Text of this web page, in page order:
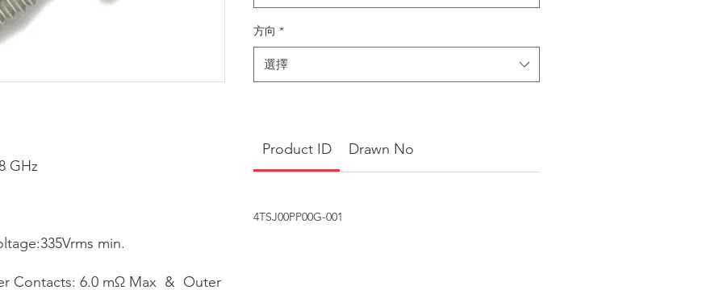
GHz
min.
Contacts: 6.0 mΩ Max & Outer
方向 *
選擇
Product ID Drawn No
4TSJ00PP00G-001